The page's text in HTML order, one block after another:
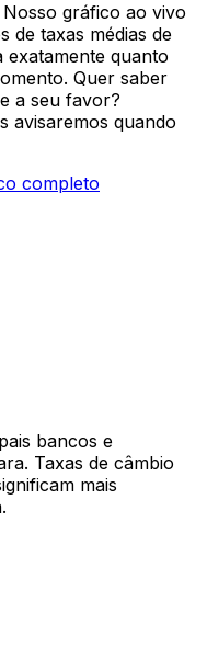
gráfico ao vivo
de taxas médias de
quanto
Quer saber
a seu favor?
avisaremos quando
completo
bancos e
Taxas de câmbio
mais